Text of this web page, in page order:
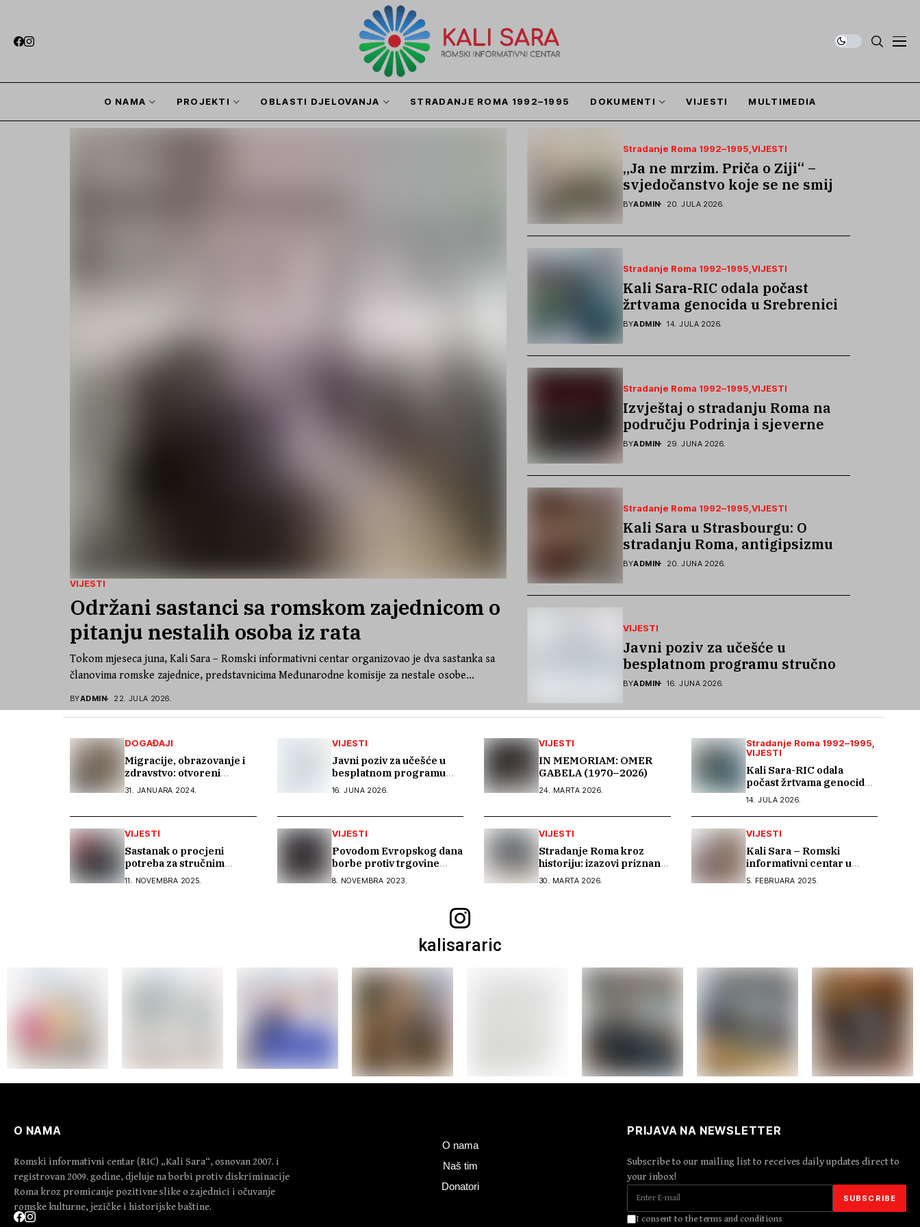
O NAMA PROJEKTI OBLASTI DJELOVANJA STRADANJE ROMA 1992–1995 DOKUMENTI VIJESTI MULTIMEDIA
VIJESTI
Održani sastanci sa romskom zajednicom o
pitanju nestalih osoba iz rata
Tokom mjeseca juna, Kali Sara – Romski informativni centar organizovao je dva sastanka sa
članovima romske zajednice, predstavnicima Međunarodne komisije za nestale osobe...
BYADMIN 22. JULA 2026.
Stradanje Roma 1992–1995 VIJESTI
„Ja ne mrzim. Priča o Ziji“ –
svjedočanstvo koje se ne smije
zaboraviti
BYADMIN 20. JULA 2026.
Stradanje Roma 1992–1995 VIJESTI
Kali Sara-RIC odala počast
žrtvama genocida u Srebrenici i
podsjetila na stradanje Roma iz
BYADMIN 14. JULA 2026.
Stradanje Roma 1992–1995 VIJESTI
Izvještaj o stradanju Roma na
području Podrinja i sjeverne
Bosne 1992–1995. godine
BYADMIN 29. JUNA 2026.
Stradanje Roma 1992–1995 VIJESTI
Kali Sara u Strasbourgu: O
stradanju Roma, antigipsizmu i
borbi protiv govora mržnje
BYADMIN 20. JUNA 2026.
VIJESTI
Javni poziv za učešće u
besplatnom programu stručnog
osposobljavanja i podrške pri
BYADMIN 16. JUNA 2026.
DOGAĐAJI
Migracije, obrazovanje i
zdravstvo: otvoreni
razgovor u Bihaću
31. JANUARA 2024.
VIJESTI
Javni poziv za učešće u
besplatnom programu
stručnog osposobljavanja
i podrške pri
16. JUNA 2026.
VIJESTI
IN MEMORIAM: OMER
GABELA (1970–2026)
24. MARTA 2026.
Stradanje Roma 1992–1995
VIJESTI
Kali Sara-RIC odala
počast žrtvama genocida
u Srebrenici i podsjetila
na stradanje Roma iz
Skočića
14. JULA 2026.
VIJESTI
Sastanak o procjeni
potreba za stručnim
vještinama Roma u
Lukavcu i Banovićima
11. NOVEMBRA 2025.
VIJESTI
Povodom Evropskog dana
borbe protiv trgovine
ljudima: Bez saradnje
sektora nema efikasne
8. NOVEMBRA 2023.
VIJESTI
Stradanje Roma kroz
historiju: izazovi priznanja
od Holokausta do rata
1992–1995 u BiH
30. MARTA 2026.
VIJESTI
Kali Sara – Romski
informativni centar u
posjeti Arhivu Tuzlanskog
kantna
5. FEBRUARA 2025.
kalisararic
O NAMA
Romski informativni centar (RIC) „Kali Sara“, osnovan 2007. i
registrovan 2009. godine, djeluje na borbi protiv diskriminacije
Roma kroz promicanje pozitivne slike o zajednici i očuvanje
romske kulturne, jezičke i historijske baštine.
O nama
Naš tim
Donatori
PRIJAVA NA NEWSLETTER
Subscribe to our mailing list to receives daily updates direct to
your inbox!
I consent to the terms and conditions